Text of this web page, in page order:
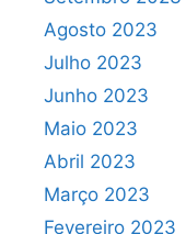
Agosto 2023
Julho 2023
Junho 2023
Maio 2023
Abril 2023
Março 2023
Fevereiro 2023